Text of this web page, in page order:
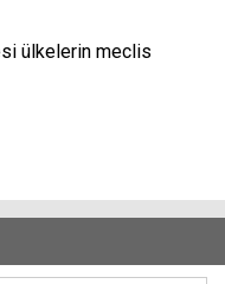
ülkelerin meclis